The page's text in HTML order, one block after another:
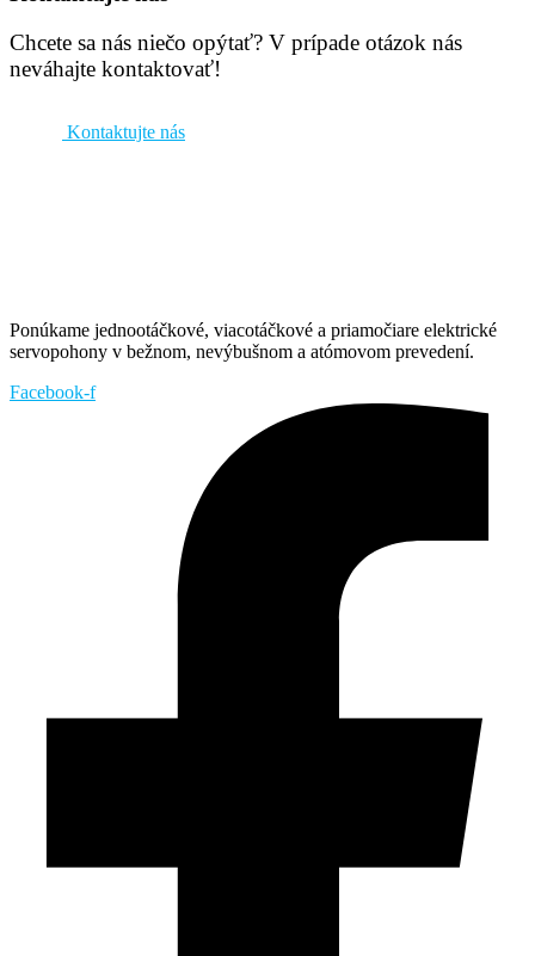
Chcete sa nás niečo opýtať? V prípade otázok nás
neváhajte kontaktovať!
Kontaktujte nás
Ponúkame jednootáčkové, viacotáčkové a priamočiare elektrické
servopohony v bežnom, nevýbušnom a atómovom prevedení.
Facebook-f